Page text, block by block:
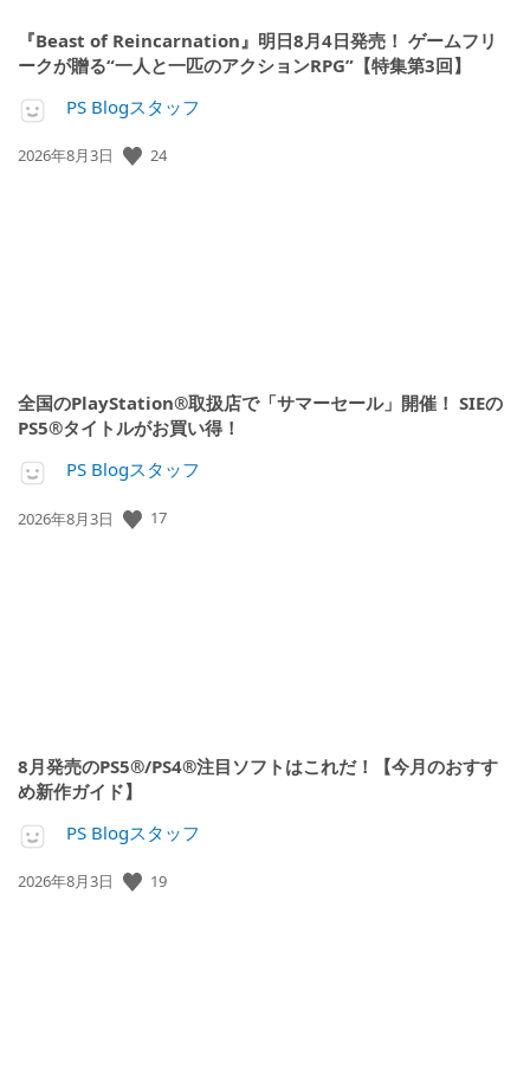
『Beast of Reincarnation』明日8月4日発売！ ゲームフリ
ークが贈る“一人と一匹のアクションRPG”【特集第3回】
PS Blogスタッフ
公
2026年8月3日 24
全国のPlayStation®取扱店で「サマーセール」開催！ SIEの
PS5®タイトルがお買い得！
PS Blogスタッフ
公
2026年8月3日 17
8月発売のPS5®/PS4®注目ソフトはこれだ！【今月のおすす
め新作ガイド】
PS Blogスタッフ
公
2026年8月3日 19